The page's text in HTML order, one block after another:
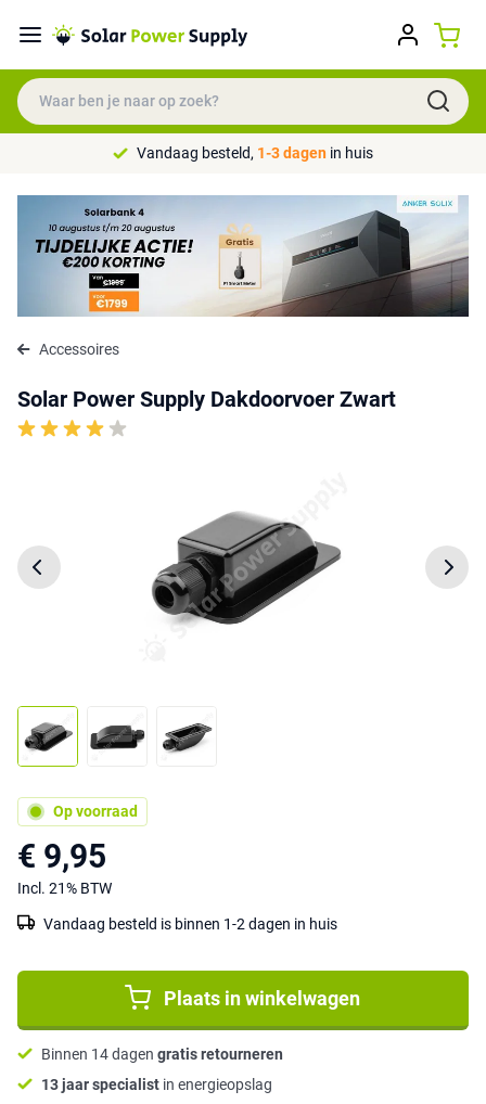
Vandaag besteld, 1-3 dagen in huis
Accessoires
Solar Power Supply Dakdoorvoer Zwart
Op voorraad
€ 9,95
Incl. 21% BTW
Vandaag besteld is binnen 1-2 dagen in huis
Plaats in winkelwagen
Binnen 14 dagen gratis retourneren
13 jaar specialist in energieopslag